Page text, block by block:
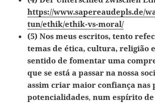
https://www.sapereaudepls.de/
tun/ethik/ethik-vs-moral/
(5)Nos meus escritos, tento
temas de ética, cultura, religião
sentido de fomentar uma
que se está a passar na nossa
assim criar maior confiança nas
potencialidades, num espírito de